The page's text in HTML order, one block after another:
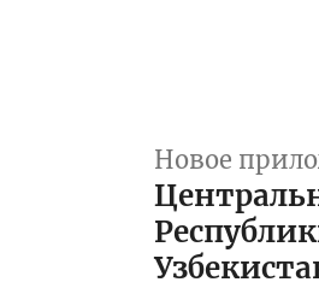
Новое